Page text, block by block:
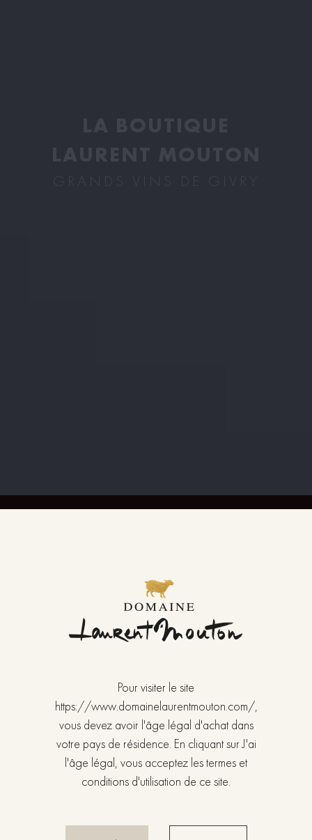
Pour visiter le site
https://www.domainelaurentmouton.com/,
vous devez avoir l'âge légal d'achat dans
votre pays de résidence. En cliquant sur J'ai
l'âge légal, vous acceptez les termes et
conditions d'utilisation de ce site.